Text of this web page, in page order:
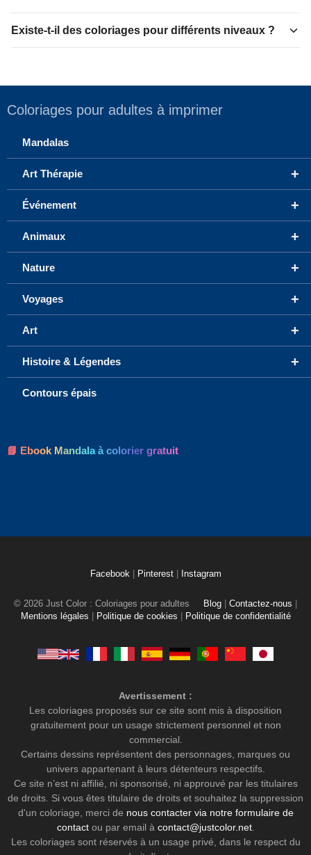
Existe-t-il des coloriages pour différents niveaux ?
Coloriages pour adultes à imprimer
Mandalas
+
Art Thérapie
+
Événement
+
Animaux
+
Nature
+
Voyages
+
Art
+
Histoire & Légendes
Contours épais
📘 Ebook Mandala à colorier gratuit
Facebook Pinterest Instagram
© 2026 Just Color : Coloriages pour adultes Blog Contactez-nous
Mentions légales
Politique de cookies Politique de confidentialité
Avertissement :
Les coloriages proposés sur ce site sont mis à disposition
gratuitement pour un usage strictement personnel et non
commercial.
Certains dessins représentent des personnages, marques ou
univers appartenant à leurs détenteurs respectifs.
Ce site n’est ni affilié, ni sponsorisé, ni approuvé par les titulaires
de droits. Si vous êtes titulaire de droits et souhaitez la suppression
d'un coloriage, merci de nous contacter via notre formulaire de
contactou par email à contact@justcolor.net.
Les coloriages sont réservés à un usage privé, dans le respect du